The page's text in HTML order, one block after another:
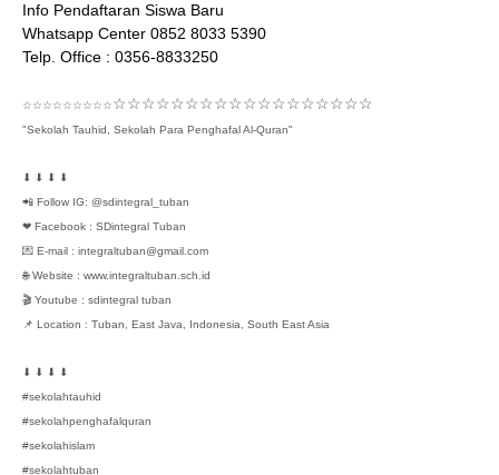
Info Pendaftaran Siswa Baru
Whatsapp Center 0852 8033 5390
Telp. Office : 0356-8833250
☆☆☆☆☆☆☆☆☆☆☆☆☆☆☆☆☆☆☆☆☆☆☆☆☆☆☆
"Sekolah Tauhid, Sekolah Para Penghafal Al-Quran"
⬇ ⬇ ⬇ ⬇
📲 Follow IG: @sdintegral_tuban
❤ Facebook : SDintegral Tuban
💌 E-mail : integraltuban@gmail.com
🌐 Website : www.integraltuban.sch.id
🎬 Youtube : sdintegral tuban
📌 Location : Tuban, East Java, Indonesia, South East Asia
⬇ ⬇ ⬇ ⬇
#sekolahtauhid
#sekolahpenghafalquran
#sekolahislam
#sekolahtuban